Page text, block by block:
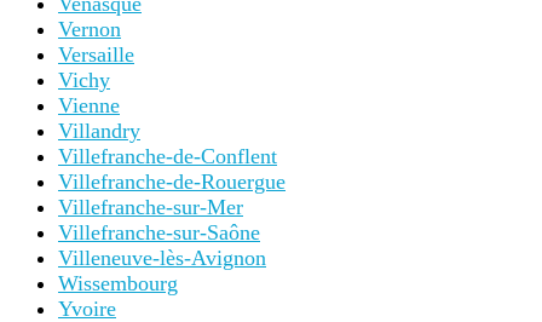
Vernon
Versaille
Vichy
Vienne
Villandry
Villefranche-de-Conflent
Villefranche-de-Rouergue
Villefranche-sur-Mer
Villefranche-sur-Saône
Villeneuve-lès-Avignon
Wissembourg
Yvoire